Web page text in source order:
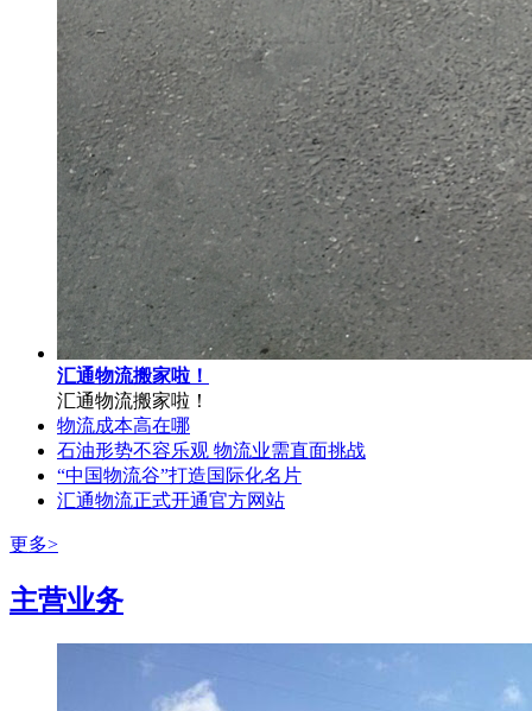
汇通物流搬家啦！
汇通物流搬家啦！
物流成本高在哪
石油形势不容乐观 物流业需直面挑战
“中国物流谷”打造国际化名片
汇通物流正式开通官方网站
更多>
主营业务